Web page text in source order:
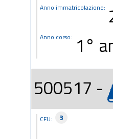
Anno immatricolazione:
Anno corso: 1°
500517 -
CFU: 3